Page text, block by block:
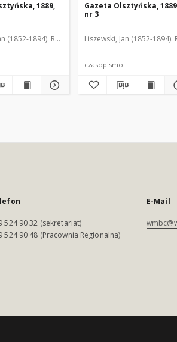
1889,
(1852-1894). Red.
Gazeta Olsztyńska,
nr 3
Liszewski, Jan (1852-1894).
czasopismo
524 90 32 (sekretariat)
524 90 48 (Pracownia Regionalna)
E-Mail